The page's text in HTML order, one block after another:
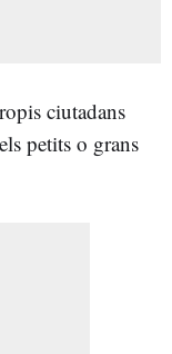
ciutadans
petits o grans